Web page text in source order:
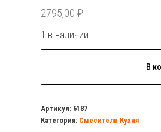
2795,00 ₽
1 в наличии
кухня
HAIBA
В
Артикул: 6187
Категория: Смесители Кухня